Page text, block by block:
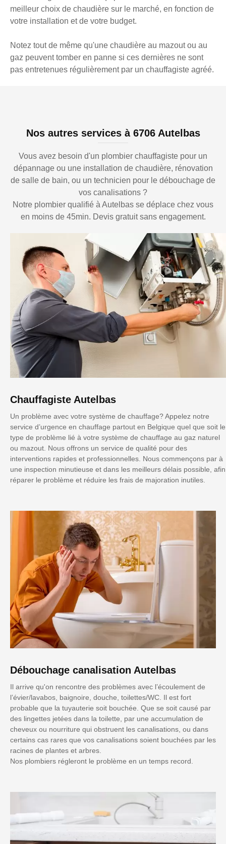
meilleur choix de chaudière sur le marché, en fonction de
votre installation et de votre budget.
Notez tout de même qu'une chaudière au mazout ou au
gaz peuvent tomber en panne si ces dernières ne sont
pas entretenues régulièrement par un chauffagiste agréé.
Nos autres services à 6706 Autelbas
Vous avez besoin d'un plombier chauffagiste pour un
dépannage ou une installation de chaudière, rénovation
de salle de bain, ou un technicien pour le débouchage de
vos canalisations ?
Notre plombier qualifié à Autelbas se déplace chez vous
en moins de 45min. Devis gratuit sans engagement.
Chauffagiste Autelbas
Un problème avec votre système de chauffage? Appelez notre
service d’urgence en chauffage partout en Belgique quel que soit le
type de problème lié à votre système de chauffage au gaz naturel
ou mazout. Nous offrons un service de qualité pour des
interventions rapides et professionnelles. Nous commençons par à
une inspection minutieuse et dans les meilleurs délais possible, afin
réparer le problème et réduire les frais de majoration inutiles.
Débouchage canalisation Autelbas
Il arrive qu'on rencontre des problèmes avec l’écoulement de
l’évier/lavabos, baignoire, douche, toilettes/WC. Il est fort
probable que la tuyauterie soit bouchée. Que se soit causé par
des lingettes jetées dans la toilette, par une accumulation de
cheveux ou nourriture qui obstruent les canalisations, ou dans
certains cas rares que vos canalisations soient bouchées par les
racines de plantes et arbres.
Nos plombiers régleront le problème en un temps record.